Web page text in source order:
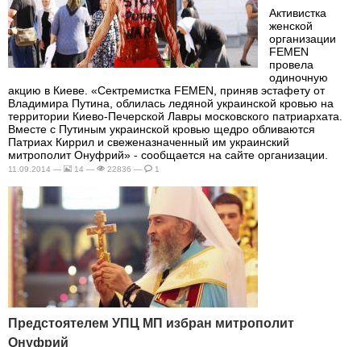
Активистка
женской
организации
FEMEN
провела
одиночную
акцию в Киеве. «Сектремистка FEMEN, приняв эстафету от
Владимира Путина, облилась ледяной украинской кровью на
территории Киево-Печерской Лавры московского патриархата.
Вместе с Путиным украинской кровью щедро обливаются
Патриах Киррил и свеженазначенный им украинский
митрополит Онуфрий» - сообщается на сайте организации.
11.09.2014 — 14 — 22836 — 1
Предстоятелем УПЦ МП избран митрополит
Онуфрий